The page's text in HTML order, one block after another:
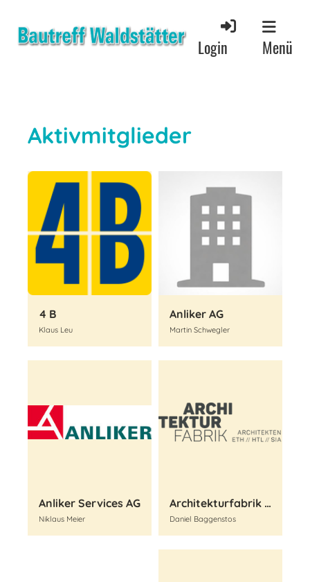
Login Menü
Aktivmitglieder
4 B
Klaus Leu
Anliker AG
Martin Schwegler
Anliker Services AG
Niklaus Meier
Architekturfabrik GmbH
Daniel Baggenstos